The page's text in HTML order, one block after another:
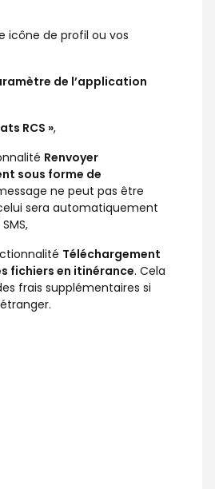
icône de profil ou vos
de l’application
RCS »,
Renvoyer
sous forme de
ne peut pas être
sera automatiquement
Téléchargement
fichiers en itinérance. Cela
frais supplémentaires si